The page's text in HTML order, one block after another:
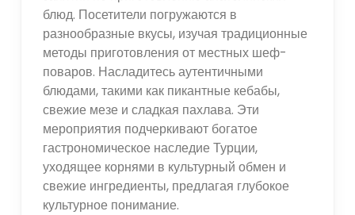
блюд. Посетители погружаются в
разнообразные вкусы, изучая традиционные
методы приготовления от местных шеф-
поваров. Насладитесь аутентичными
блюдами, такими как пикантные кебабы,
свежие мезе и сладкая пахлава. Эти
мероприятия подчеркивают богатое
гастрономическое наследие Турции,
уходящее корнями в культурный обмен и
свежие ингредиенты, предлагая глубокое
культурное понимание.